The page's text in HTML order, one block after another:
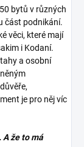
bytů v různých
část podnikání.
věci, které mají
i Kodaní.
a osobní
je pro něj víc
A že to má